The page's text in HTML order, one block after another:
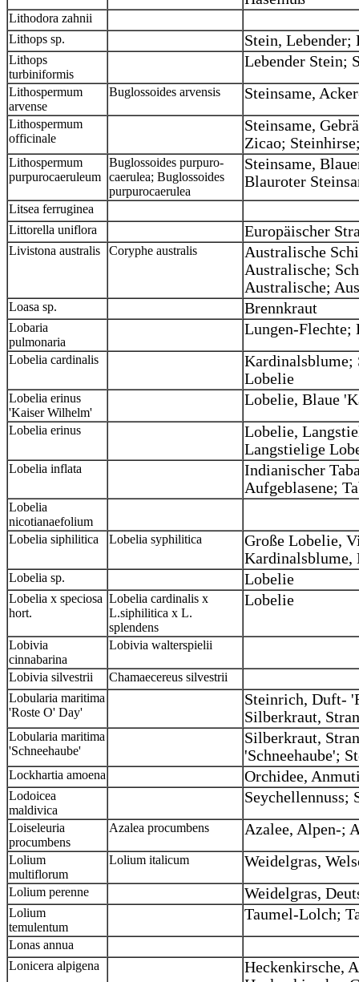
Lithodora zahnii
Lithops sp.
Stein,
Lithops
turbiniformis
Lebender Stein;
Lithospermum
arvense
Buglossoides arvensis Steinsame,
Lithospermum
officinale
Steinsame,
Zicao;
Lithospermum
purpurocaeruleum
Buglossoides purpuro-
caerulea; Buglossoides
purpurocaerulea
Steinsame,
Blauroter
Litsea ferruginea
Littorella uniflora
Europäischer
Livistona australis Coryphe australis
Australische
Australische;
Australische;
Loasa sp. Brennkraut
Lobaria
pulmonaria
Lungen-Flechte;
Lobelia cardinalis
Kardinalsblume;
Lobelie
Lobelia erinus
'Kaiser Wilhelm'
Lobelie, Blaue
Lobelia erinus
Lobelie,
Langstielige
Lobelia inflata
Indianischer
Aufgeblasene;
Lobelia
nicotianaefolium
Lobelia siphilitica
Lobelia syphilitica
Große Lobelie,
Lobelia sp. Lobelie
Lobelia x speciosa
hort.
Lobelia cardinalis x
L.siphilitica x L.
splendens
Lobelie
Lobivia
cinnabarina
Lobivia walterspielii
Lobivia silvestrii
Chamaecereus silvestrii
Lobularia maritima
'Roste O' Day'
Steinrich, Duft-
Silberkraut,
Lobularia maritima
'Schneehaube'
Silberkraut,
'Schneehaube';
Lockhartia amoena Orchidee,
Lodoicea
maldivica
Seychellennuss;
Loiseleuria
procumbens
Azalea procumbens Azalee, Alpen-;
Lolium
multiflorum
Lolium italicum Weidelgras,
Lolium perenne Weidelgras,
Lolium
temulentum
Taumel-Lolch;
Lonas annua
Lonicera alpigena
Heckenkirsche,